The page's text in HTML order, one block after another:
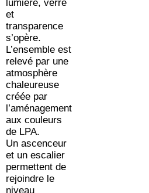
lumière, verre
et
transparence
s’opère.
L’ensemble est
relevé par une
atmosphère
chaleureuse
créée par
l’aménagement
aux couleurs
de LPA.
Un ascenceur
et un escalier
permettent de
rejoindre le
niveau